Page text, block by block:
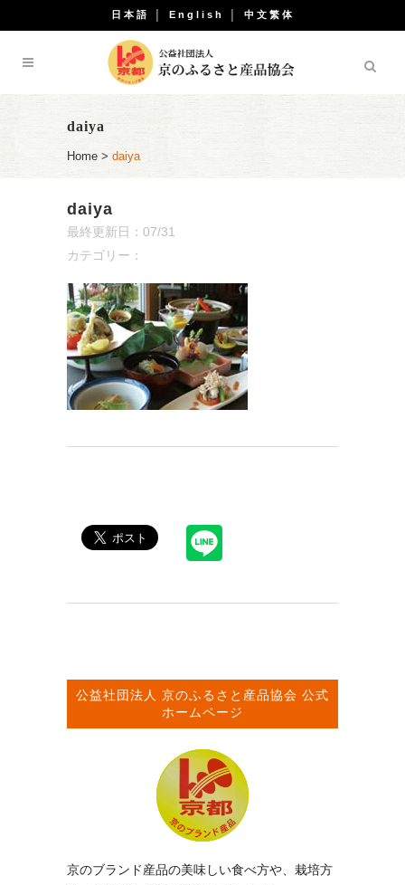
日本語 English 中文繁体
daiya
Home > daiya
daiya
最終更新日：07/31
カテゴリー：
公益社団法人 京のふるさと産品協会 公式
ホームページ
京のブランド産品の美味しい食べ方や、栽培方